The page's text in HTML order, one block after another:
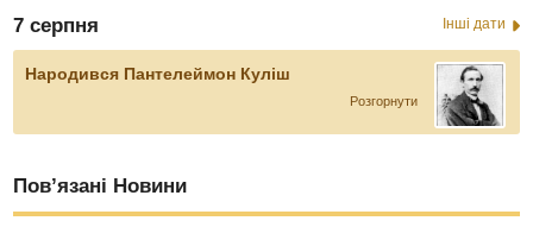
7 серпня Інші дати
Народився Пантелеймон Куліш
Розгорнути
Пов’язані Новини